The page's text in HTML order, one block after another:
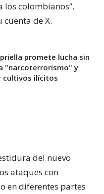
colombianos”,
cuenta de X.
promete lucha sin
"narcoterrorismo" y
cultivos ilícitos
del nuevo
ataques con
en diferentes partes